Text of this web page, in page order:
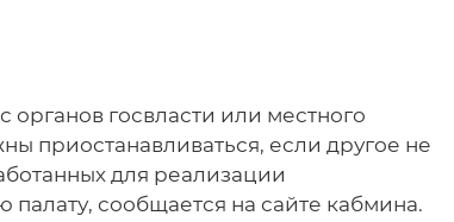
госвласти или местного
приостанавливаться, если другое не
для реализации
сообщается на сайте кабмина.